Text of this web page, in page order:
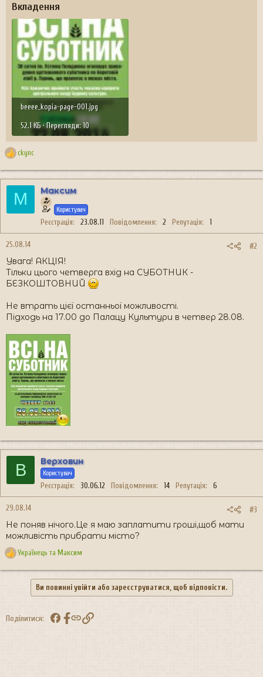
Вкладення
beeee_kopia-page-001.jpg
52.1 КБ · Перегляди: 10
Р
а
к
:
ckync
М Максим
Користувач
Реєстрація 23.08.11 Повідомлення 2 Репутація 1
25.08.14 #2
Увага! АКЦІЯ!
Тільки цього четверга вхід на СУБОТНИК -
БЕЗКОШТОВНИЙ
Не втрать цієї останньої можливості.
Підходь на 17.00 до Палацу Культури в четвер 28.08.
В Верховин
Користувач
Реєстрація 30.06.12 Повідомлення 14 Репутація 6
29.08.14 #3
Не поняв нічого.Це я маю заплатити гроші,щоб мати
можливість прибрати місто?
Р
ї
Українець та Максим
Ви повинні увійти або зареєструватися, щоб відповісти.
Поділитися: FacebookПосилання